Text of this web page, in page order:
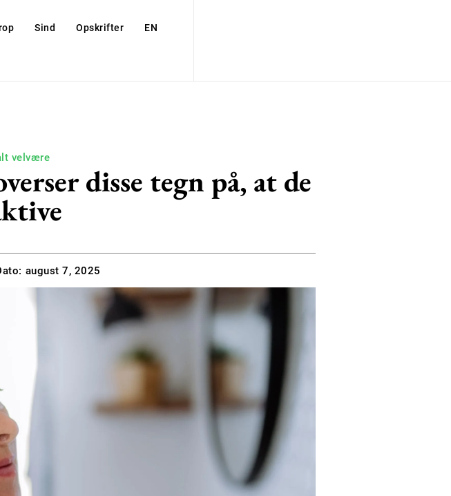
Sind Opskrifter EN
velvære
disse tegn på, at de
august 7, 2025